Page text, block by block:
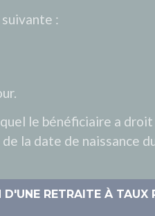
:
le bénéficiaire a
la date de naissance
RETRAITE À TAUX